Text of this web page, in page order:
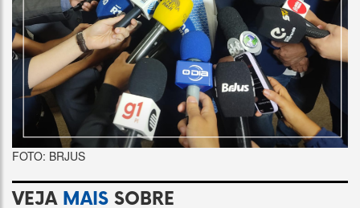
FOTO: BRJUS
VEJA MAIS SOBRE